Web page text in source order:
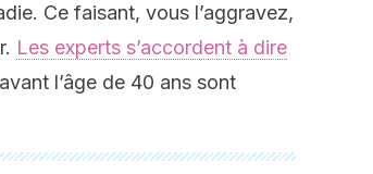
Ce faisant, vous l’aggravez,
Les experts s’accordent à dire
l’âge de 40 ans sont